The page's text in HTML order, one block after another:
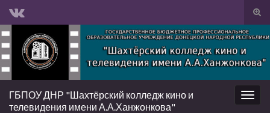
Вкл/
Search for:
Вкл/
ГБПОУ ДНР "Шахтёрский колледж кино и
телевидения имени А.А.Ханжонкова"